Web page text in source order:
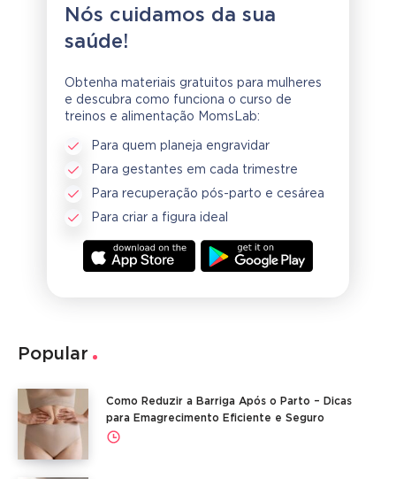
Nós cuidamos da sua
saúde!
Obtenha materiais gratuitos para mulheres
e descubra como funciona o curso de
treinos e alimentação MomsLab:
Para quem planeja engravidar
Para gestantes em cada trimestre
Para recuperação pós-parto e cesárea
Para criar a figura ideal
Popular
Como Reduzir a Barriga Após o Parto – Dicas
para Emagrecimento Eficiente e Seguro